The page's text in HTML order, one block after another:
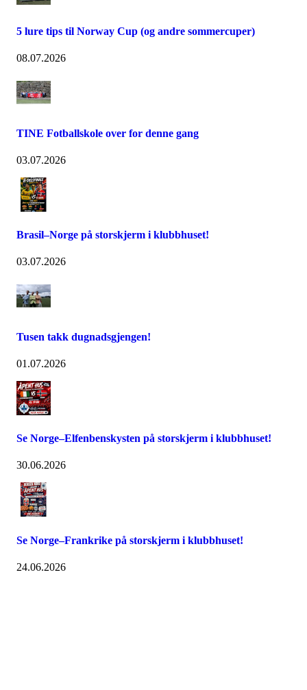
5 lure tips til Norway Cup (og andre sommercuper)
08.07.2026
TINE Fotballskole over for denne gang
03.07.2026
Brasil–Norge på storskjerm i klubbhuset!
03.07.2026
Tusen takk dugnadsgjengen!
01.07.2026
Se Norge–Elfenbenskysten på storskjerm i klubbhuset!
30.06.2026
Se Norge–Frankrike på storskjerm i klubbhuset!
24.06.2026